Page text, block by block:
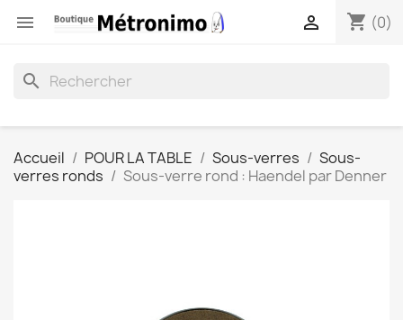
 shopping_cart (0)

search
Accueil POUR LA TABLE Sous-verres
Sous-
verres ronds
Sous-verre rond : Haendel par Denner